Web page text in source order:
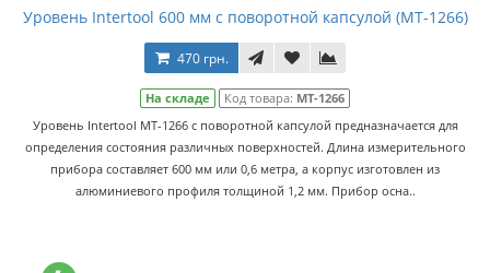
Уровень Intertool 600 мм с поворотной капсулой (MT-1266)
470 грн.
На складе Код товара: MT-1266
Уровень Intertool MT-1266 с поворотной капсулой предназначается для
определения состояния различных поверхностей. Длина измерительного
прибора составляет 600 мм или 0,6 метра, а корпус изготовлен из
алюминиевого профиля толщиной 1,2 мм. Прибор осна..